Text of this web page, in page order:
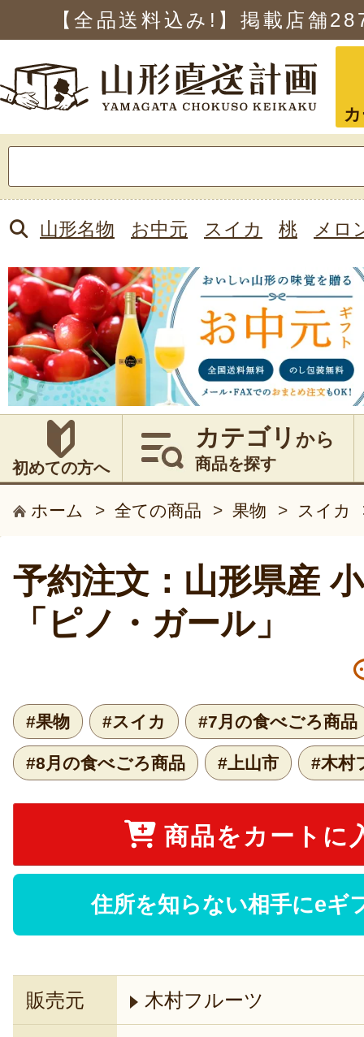
【全品送料込み!】掲載店舗
索:
山形名物 お中元 スイカ 桃 メロ
初めての方へ
カテゴリ から
商品を探す
ホーム > 全ての商品 > 果物 > スイカ
予約注文：山形県産
「ピノ・ガール」
#果物 #スイカ #7月の食べごろ商品
#8月の食べごろ商品 #上山市 #木村
商品をカートに
住所を知らない相手にeギ
販売元 木村フルーツ